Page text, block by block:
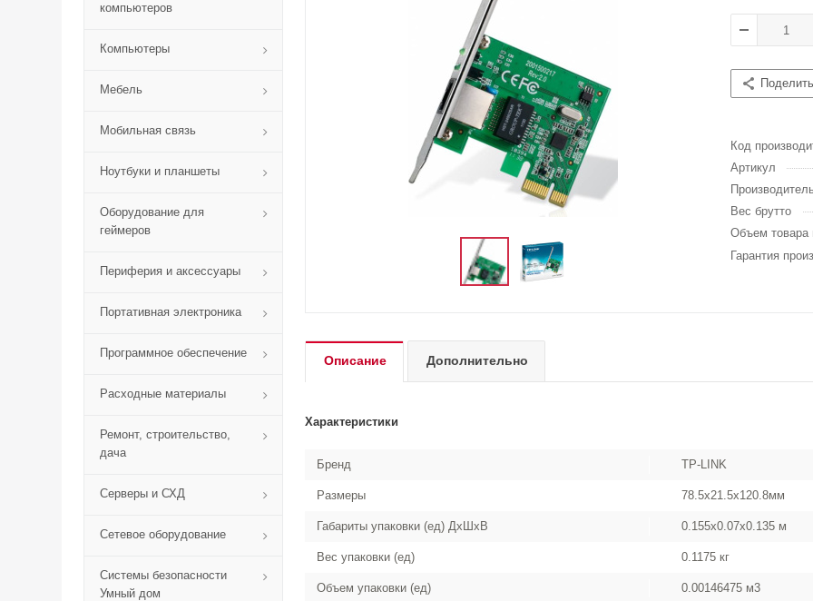
компьютеров
Компьютеры
Мебель
Мобильная связь
Ноутбуки и планшеты
Оборудование для
геймеров
Периферия и аксессуары
Портативная электроника
Программное обеспечение
Расходные материалы
Ремонт, строительство,
дача
Серверы и СХД
Сетевое оборудование
Системы безопасности
Умный дом
Код
Артикул
Производитель
Вес брутто
Объем товара
Гарантия
Описание Дополнительно
Характеристики
Бренд TP-LINK
Размеры 78.5x21.5x120.8мм
Габариты упаковки (ед) ДхШхВ 0.155x0.07x0.135 м
Вес упаковки (ед) 0.1175 кг
Объем упаковки (ед) 0.00146475 м3